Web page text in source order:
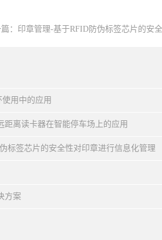
： 印章管理-基于RFID防伪标签芯片的安
用中的应用
距离读卡器在智能停车场上的应用
标签芯片的安全性对印章进行信息化管理
方案